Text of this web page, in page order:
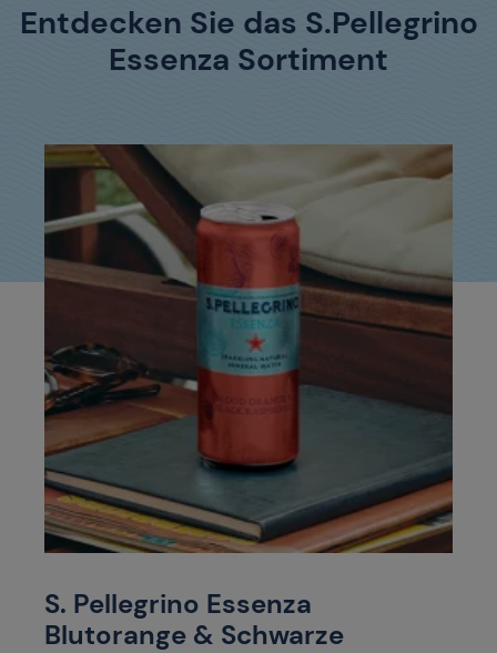
Entdecken Sie das S.Pellegrino
Essenza Sortiment
S. Pellegrino Essenza
Blutorange & Schwarze